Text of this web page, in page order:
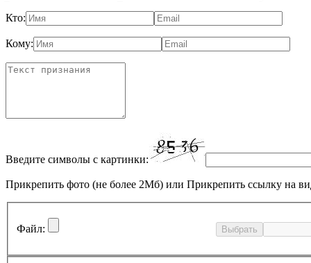
Кто:
Кому:
Введите символы с картинки:
Прикрепить фото (не более 2Мб) или Прикрепить ссылку на
Файл: Выбрать